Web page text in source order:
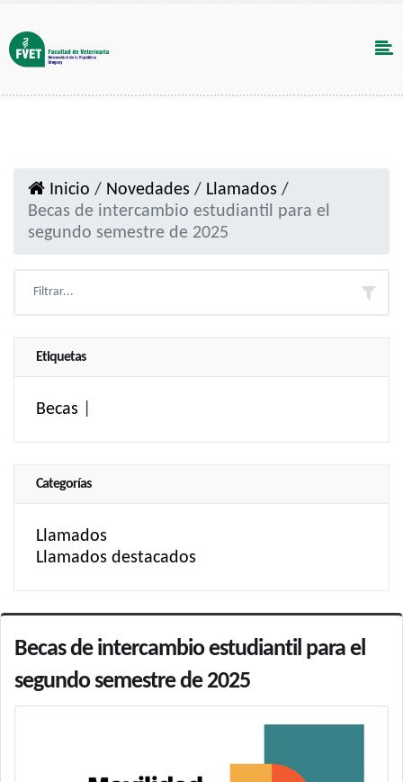
Inicio / Novedades / Llamados /
Becas de intercambio estudiantil para el
segundo semestre de 2025
Etiquetas
Becas
Categorías
Llamados
Llamados destacados
Becas de intercambio estudiantil para el
segundo semestre de 2025